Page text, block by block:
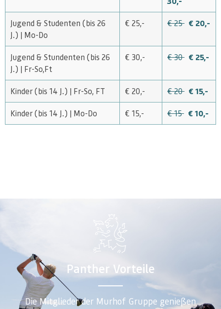
Jugend & Studenten (bis 26
J.) | Mo-Do
€ 25,- € 25 € 20,-
Jugend & Stundenten (bis 26
J.) | Fr-So,Ft
€ 30,- € 30 € 25,-
Kinder (bis 14 J.) | Fr-So, FT € 20,- € 20 € 15,-
Kinder (bis 14 J.) | Mo-Do € 15,- € 15 € 10,-
Panther Vorteile
Die Mitglieder der Murhof Gruppe genießen